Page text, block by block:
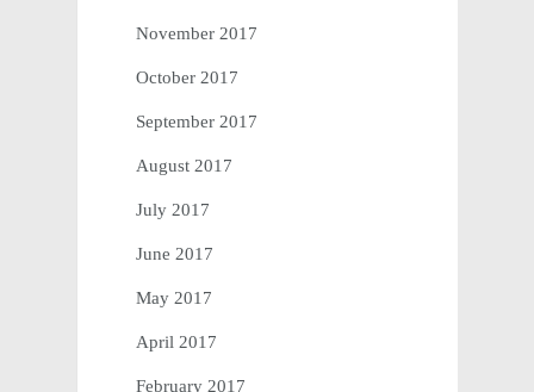
November 2017
October 2017
September 2017
August 2017
July 2017
June 2017
May 2017
April 2017
February 2017